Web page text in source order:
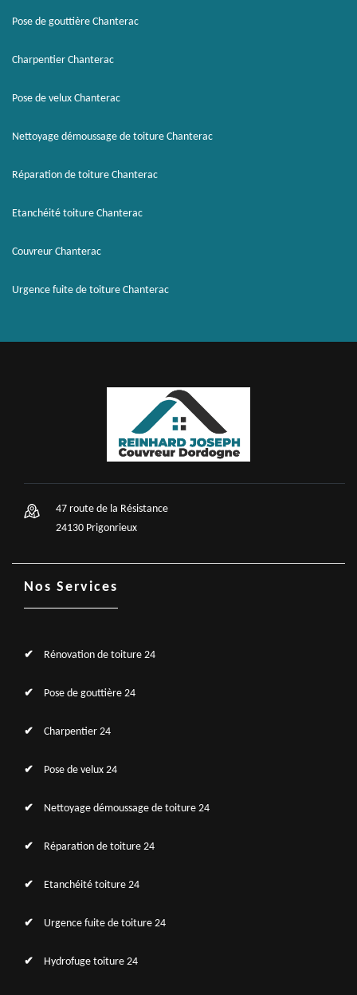
Pose de gouttière Chanterac
Charpentier Chanterac
Pose de velux Chanterac
Nettoyage démoussage de toiture Chanterac
Réparation de toiture Chanterac
Etanchéité toiture Chanterac
Couvreur Chanterac
Urgence fuite de toiture Chanterac
47 route de la Résistance
24130 Prigonrieux
Nos Services
Rénovation de toiture 24
Pose de gouttière 24
Charpentier 24
Pose de velux 24
Nettoyage démoussage de toiture 24
Réparation de toiture 24
Etanchéité toiture 24
Urgence fuite de toiture 24
Hydrofuge toiture 24